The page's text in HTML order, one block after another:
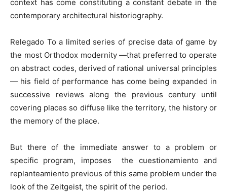
context has come constituting a constant debate in the
contemporary architectural historiography.
Relegado To a limited series of precise data of game by
the most Orthodox modernity —that preferred to operate
on abstract codes, derived of rational universal principles
— his field of performance has come being expanded in
successive reviews along the previous century until
covering places so diffuse like the territory, the history or
the memory of the place.
But there of the immediate answer to a problem or
specific program, imposes the cuestionamiento and
replanteamiento previous of this same problem under the
look of the Zeitgeist, the spirit of the period.